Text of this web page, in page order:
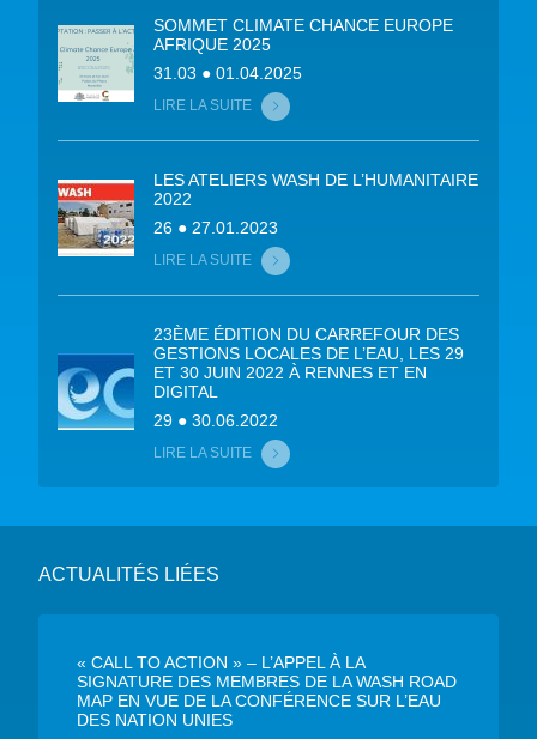
SOMMET CLIMATE CHANCE EUROPE
AFRIQUE 2025
31.03 ● 01.04.2025
LIRE LA SUITE
LES ATELIERS WASH DE L’HUMANITAIRE
2022
26 ● 27.01.2023
LIRE LA SUITE
23ÈME ÉDITION DU CARREFOUR DES
GESTIONS LOCALES DE L’EAU, LES 29
ET 30 JUIN 2022 À RENNES ET EN
DIGITAL
29 ● 30.06.2022
LIRE LA SUITE
ACTUALITÉS LIÉES
« CALL TO ACTION » – L’APPEL À LA
SIGNATURE DES MEMBRES DE LA WASH ROAD
MAP EN VUE DE LA CONFÉRENCE SUR L’EAU
DES NATION UNIES